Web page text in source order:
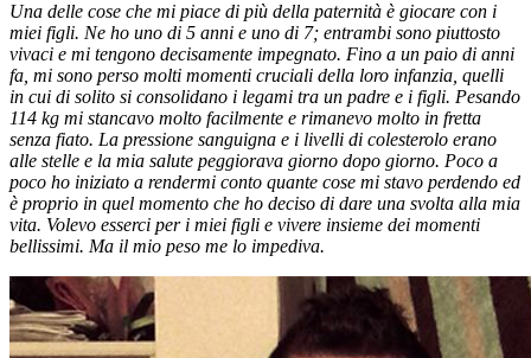
Una delle cose che mi piace di più della paternità è giocare con i
miei figli. Ne ho uno di 5 anni e uno di 7; entrambi sono piuttosto
vivaci e mi tengono decisamente impegnato. Fino a un paio di anni
fa, mi sono perso molti momenti cruciali della loro infanzia, quelli
in cui di solito si consolidano i legami tra un padre e i figli. Pesando
114 kg mi stancavo molto facilmente e rimanevo molto in fretta
senza fiato. La pressione sanguigna e i livelli di colesterolo erano
alle stelle e la mia salute peggiorava giorno dopo giorno. Poco a
poco ho iniziato a rendermi conto quante cose mi stavo perdendo ed
è proprio in quel momento che ho deciso di dare una svolta alla mia
vita. Volevo esserci per i miei figli e vivere insieme dei momenti
bellissimi. Ma il mio peso me lo impediva.